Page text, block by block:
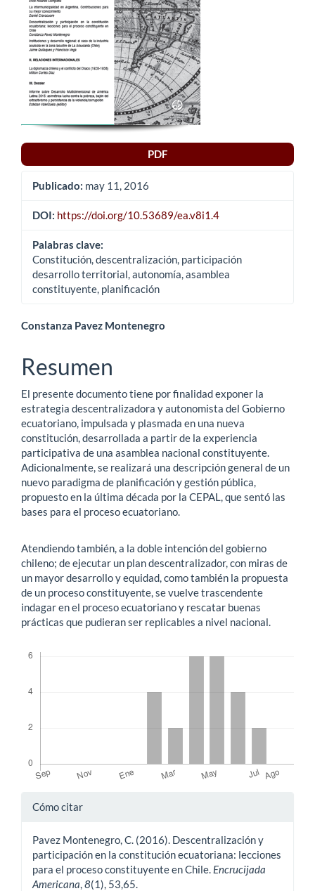
PDF
Publicado: may 11, 2016
DOI: https://doi.org/10.53689/ea.v8i1.4
Palabras clave:
Constitución, descentralización, participación
desarrollo territorial, autonomía, asamblea
constituyente, planificación
Contenido
principal
del
artículo
Constanza Pavez Montenegro
Resumen
El presente documento tiene por finalidad exponer la
estrategia descentralizadora y autonomista del Gobierno
ecuatoriano, impulsada y plasmada en una nueva
constitución, desarrollada a partir de la experiencia
participativa de una asamblea nacional constituyente.
Adicionalmente, se realizará una descripción general de un
nuevo paradigma de planificación y gestión pública,
propuesto en la última década por la CEPAL, que sentó las
bases para el proceso ecuatoriano.
Atendiendo también, a la doble intención del gobierno
chileno; de ejecutar un plan descentralizador, con miras de
un mayor desarrollo y equidad, como también la propuesta
de un proceso constituyente, se vuelve trascendente
indagar en el proceso ecuatoriano y rescatar buenas
prácticas que pudieran ser replicables a nivel nacional.
Detalles
artículo
Cómo citar
Pavez Montenegro, C. (2016). Descentralización y
participación en la constitución ecuatoriana: lecciones
para el proceso constituyente en Chile. Encrucijada
Americana,8(1), 53,65.